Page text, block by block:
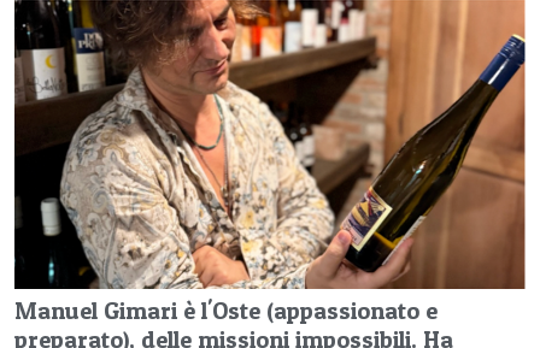
Manuel Gimari è l'Oste (appassionato e
preparato), delle missioni impossibili. Ha